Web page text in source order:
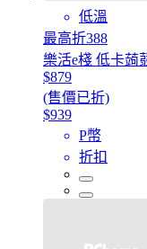
低溫
最高折388
樂活e棧 低卡蒟
$879
(售價已折)
$939
P幣
折扣